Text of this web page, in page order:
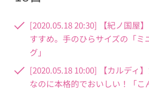
[2020.05.18 20:30] 【紀ノ国屋
すすめ。手のひらサイズの「ミ
グ」
[2020.05.18 10:00] 【カルディ
なのに本格的でおいしい！「こ